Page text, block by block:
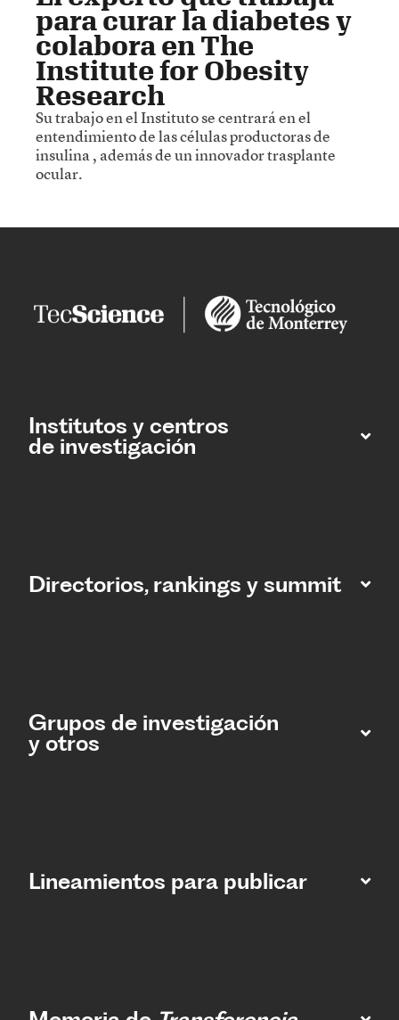
para curar la diabetes y
colabora en The
Institute for Obesity
Research
Su trabajo en el Instituto se centrará en el
entendimiento de las células productoras de
insulina , además de un innovador trasplante
ocular.
Institutos y centros
de investigación
Directorios, rankings y summit
Grupos de investigación
y otros
Lineamientos para publicar